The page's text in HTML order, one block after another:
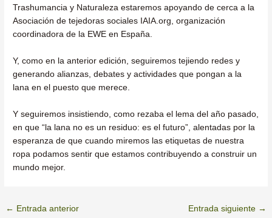
Trashumancia y Naturaleza estaremos apoyando de cerca a la
Asociación de tejedoras sociales IAIA.org, organización
coordinadora de la EWE en España.
Y, como en la anterior edición, seguiremos tejiendo redes y
generando alianzas, debates y actividades que pongan a la
lana en el puesto que merece.
Y seguiremos insistiendo, como rezaba el lema del año pasado,
en que “la lana no es un residuo: es el futuro”, alentadas por la
esperanza de que cuando miremos las etiquetas de nuestra
ropa podamos sentir que estamos contribuyendo a construir un
mundo mejor.
← Entrada anterior Entrada siguiente →